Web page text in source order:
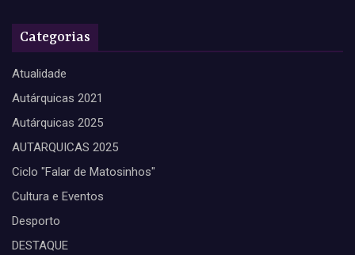
Categorias
Atualidade
Autárquicas 2021
Autárquicas 2025
AUTARQUICAS 2025
Ciclo "Falar de Matosinhos"
Cultura e Eventos
Desporto
DESTAQUE